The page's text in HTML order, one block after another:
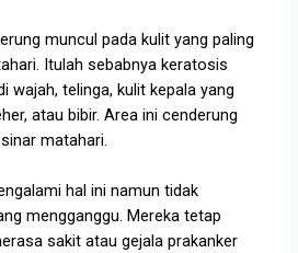
muncul pada kulit yang paling
Itulah sebabnya keratosis
wajah, telinga, kulit kepala yang
atau bibir. Area ini cenderung
matahari.
hal ini namun tidak
mengganggu. Mereka tetap
sakit atau gejala prakanker